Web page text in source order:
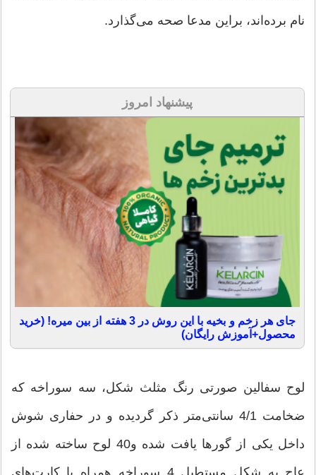
نام برده‌اند، براین مدعا صحه می‌گذارد.
پیشنهاد امروز
جای هر زخم و بخیه با این روش در 3 هفته از بین میره! (خرید
محصول+آموزش رایگان)
لوح سفالین صورتی رنگ مثلث شکل، سه سوراخه که
ضخامت 4/1 سانتی‌متر ذکر گردیده و در حفاری شوش
داخل یکی از گورها یافت شده و40 لوح ساخته شده از